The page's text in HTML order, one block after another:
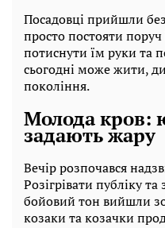
Посадовці прийшли
просто постояти
потиснути їм руки та
сьогодні може жити,
покоління.
Молода кров:
задають жару
Вечір розпочався
Розігрівати публіку
бойовий тон вийшли
козаки та козачки